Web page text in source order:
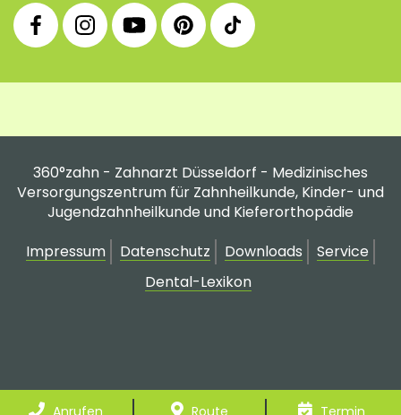
360°
Facebook
Fanpage
360°
Instagram
Praxis
360°
YouTube
Channel
360°
Pinterest
Profil
360°
tiktok
Profil
360°zahn - Zahnarzt Düsseldorf - Medizinisches
Versorgungszentrum für Zahnheilkunde, Kinder- und
Jugendzahnheilkunde und Kieferorthopädie
Impressum
Datenschutz Downloads
Service
Dental-Lexikon
Anrufen Route Termin